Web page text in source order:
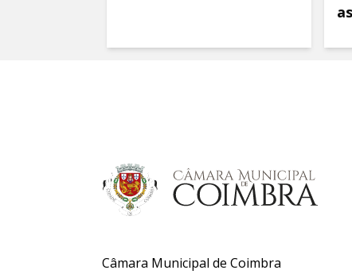
Câmara Municipal de Coimbra